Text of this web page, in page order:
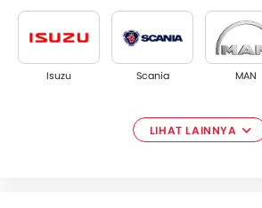
Isuzu Scania MAN
LIHAT LAINNYA